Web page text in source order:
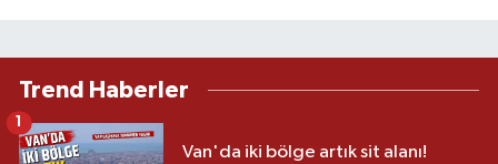
Trend Haberler
Van'da iki bölge artık sit alanı!
1